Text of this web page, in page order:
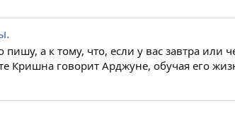
а к тому, что, если у вас завтра или
Кришна говорит Арджуне, обучая его